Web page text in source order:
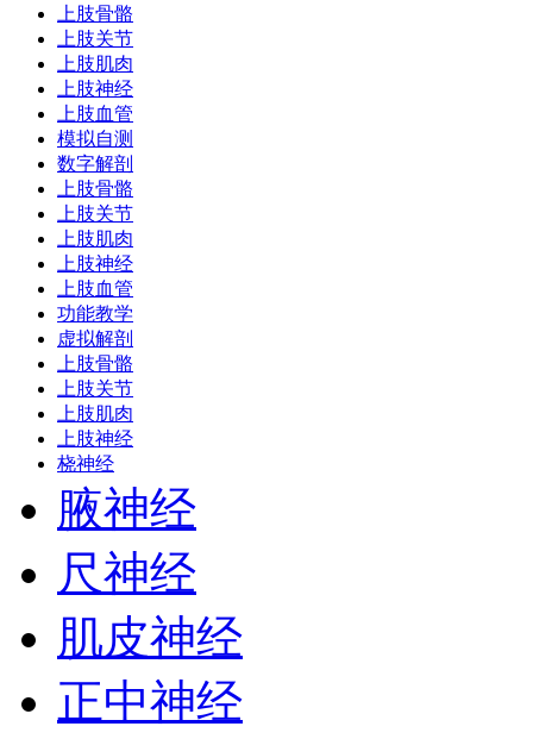
上肢骨骼
上肢关节
上肢肌肉
上肢神经
上肢血管
模拟自测
数字解剖
上肢骨骼
上肢关节
上肢肌肉
上肢神经
上肢血管
功能教学
虚拟解剖
上肢骨骼
上肢关节
上肢肌肉
上肢神经
桡神经
腋神经
尺神经
肌皮神经
正中神经